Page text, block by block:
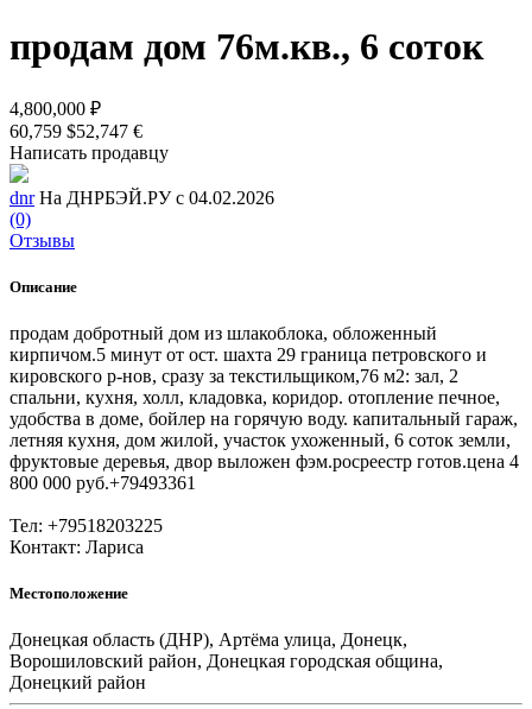
продам дом 76м.кв., 6 соток
4,800,000 ₽
60,759 $52,747 €
Написать продавцу
dnr На ДНРБЭЙ.РУ с 04.02.2026
(0)
Отзывы
Описание
продам добротный дом из шлакоблока, обложенный
кирпичом.5 минут от ост. шахта 29 граница петровского и
кировского р-нов, сразу за текстильщиком,76 м2: зал, 2
спальни, кухня, холл, кладовка, коридор. отопление печное,
удобства в доме, бойлер на горячую воду. капитальный гараж,
летняя кухня, дом жилой, участок ухоженный, 6 соток земли,
фруктовые деревья, двор выложен фэм.росреестр готов.цена 4
800 000 руб.+79493361
Тел: +79518203225
Контакт: Лариса
Местоположение
Донецкая область (ДНР), Артёма улица, Донецк,
Ворошиловский район, Донецкая городская община,
Донецкий район